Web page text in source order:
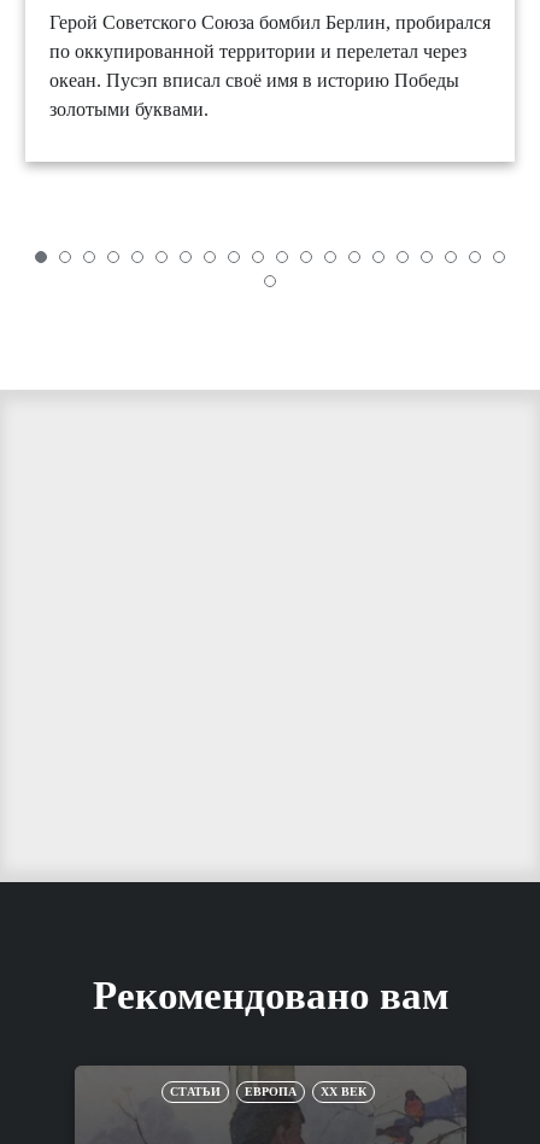
Герой Советского Союза бомбил Берлин, пробирался
по оккупированной территории и перелетал через
океан. Пусэп вписал своё имя в историю Победы
золотыми буквами.
Рекомендовано вам
СТАТЬИ ЕВРОПА XX ВЕК